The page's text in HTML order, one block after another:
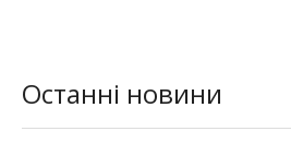
Останні новини